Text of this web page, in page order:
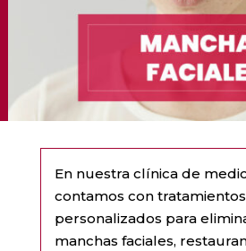
En nuestra clínica de
contamos con tratamientos
personalizados para
manchas faciales,